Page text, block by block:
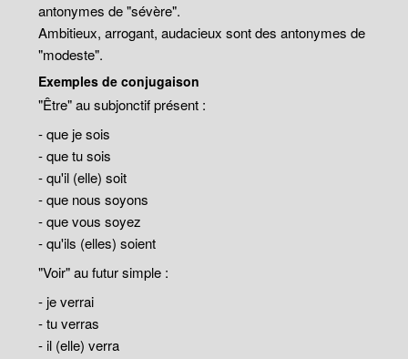
antonymes de "sévère".
Ambitieux, arrogant, audacieux sont des antonymes de
"modeste".
Exemples de conjugaison
"Être" au subjonctif présent :
- que je sois
- que tu sois
- qu'il (elle) soit
- que nous soyons
- que vous soyez
- qu'ils (elles) soient
"Voir" au futur simple :
- je verrai
- tu verras
- il (elle) verra